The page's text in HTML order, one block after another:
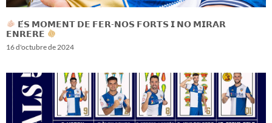
𝗘́𝗦 𝗠𝗢𝗠𝗘𝗡𝗧 𝗗𝗘 𝗙𝗘𝗥-𝗡𝗢𝗦 𝗙𝗢𝗥𝗧𝗦 𝗜 𝗡𝗢 𝗠𝗜𝗥𝗔𝗥
𝗘𝗡𝗥𝗘𝗥𝗘
16 d'octubre de 2024